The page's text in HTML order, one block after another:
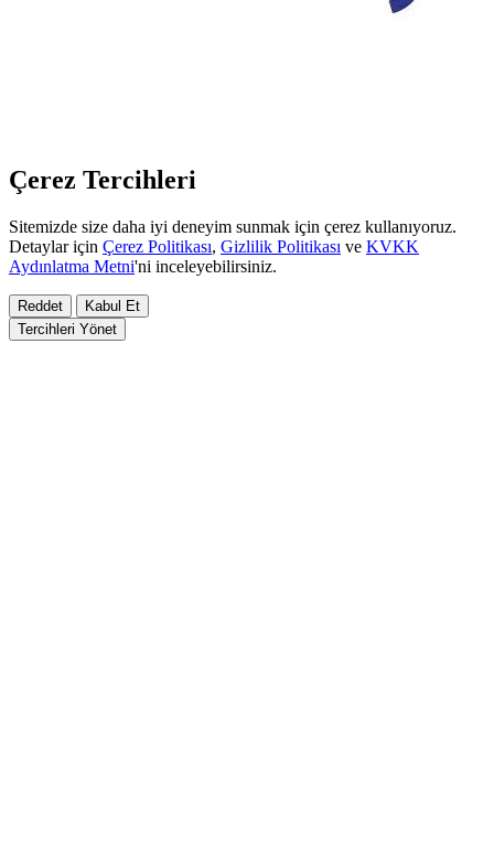
Çerez Tercihleri
Sitemizde size daha iyi deneyim sunmak için çerez kullanıyoruz.
Detaylar için Çerez Politikası, Gizlilik Politikası ve KVKK
Aydınlatma Metni'ni inceleyebilirsiniz.
Reddet
Kabul Et
Tercihleri Yönet